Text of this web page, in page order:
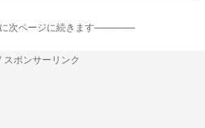
次ページに続きます-----------------
スポンサーリンク